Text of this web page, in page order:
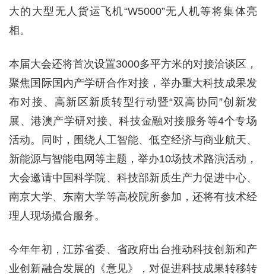
大的大型无人货运飞机“W5000”无人机等将集体亮
相。
本届大会还将首次设置3000多平方米的对接洽谈区，
聚焦国际国内产学研合作对接，举办重大科技成果发
布对接、高新区新质转型行动暨“双高协同”创新发
展、港澳产学研对接、科技金融对接服务等4个专场
活动。同时，围绕人工智能、低空经济与商业航天、
新能源与智能电网等主题，举办10场技术路演活动，
大会邀请中国科学院、科技部新质生产力促进中心、
南京大学、东南大学等高校院所参加，还将有技术经
理人现场撮合服务。
今年年初，江苏省委、省政府出台推动科技创新和产
业创新融合发展的《意见》，对促进科技成果转移转